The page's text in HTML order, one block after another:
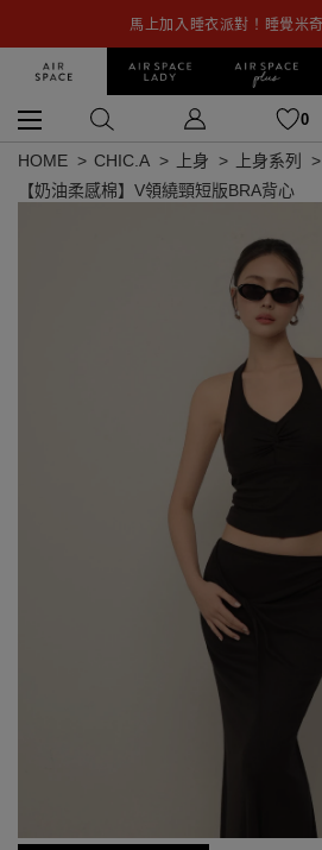
馬上加入睡衣派對！睡覺米
0
HOME CHIC.A 上身 上身系列
【奶油柔感棉】V領繞頸短版BRA背心